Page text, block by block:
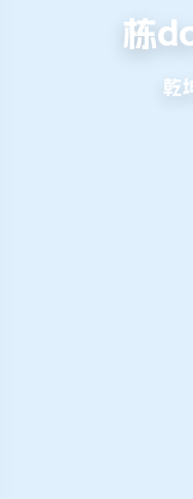
栋
乾